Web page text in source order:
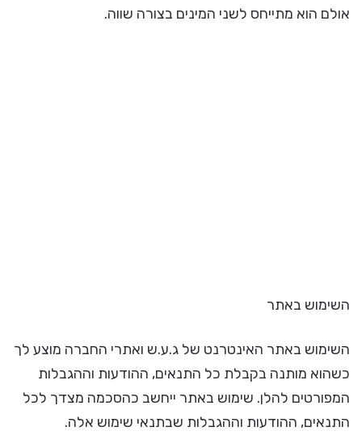
אולם הוא מתייחס לשני המינים בצורה שווה.
השימוש באתר
השימוש באתר האינטרנט של ג.ע.ש ואתרי החברה מוצע לך
כשהוא מותנה בקבלת כל התנאים, ההודעות וההגבלות
המפורטים להלן. שימוש באתר ייחשב כהסכמה מצדך לכל
התנאים, ההודעות וההגבלות שבתנאי שימוש אלה.